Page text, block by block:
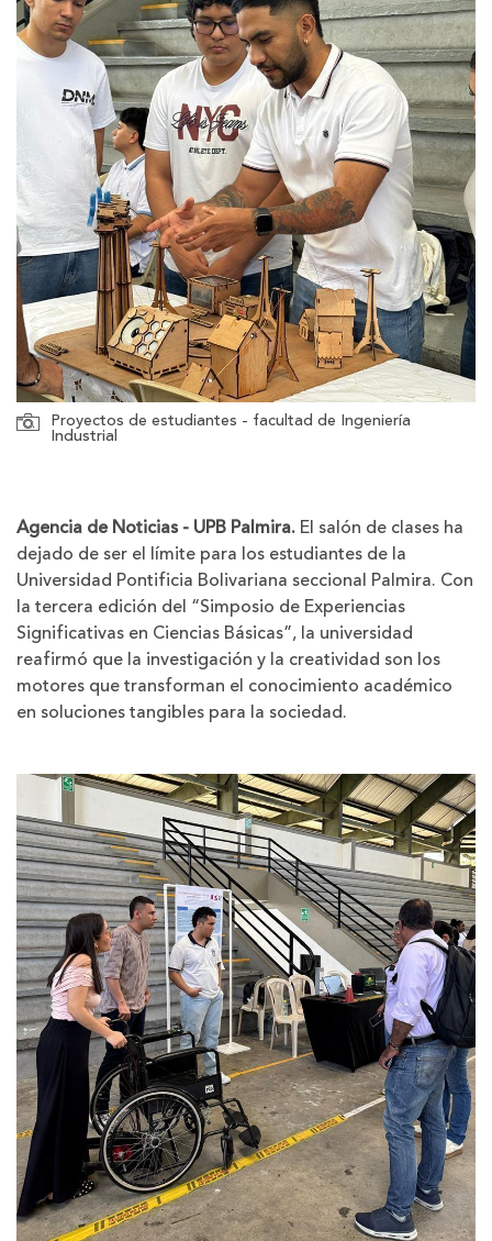
Proyectos de estudiantes - facultad de Ingeniería
Industrial
Agencia de Noticias - UPB Palmira. El salón de clases ha
dejado de ser el límite para los estudiantes de la
Universidad Pontificia Bolivariana seccional Palmira. Con
la tercera edición del “Simposio de Experiencias
Significativas en Ciencias Básicas”, la universidad
reafirmó que la investigación y la creatividad son los
motores que transforman el conocimiento académico
en soluciones tangibles para la sociedad.